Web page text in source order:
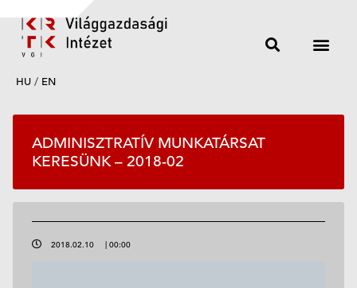
HU / EN
ADMINISZTRATÍV MUNKATÁRSAT
KERESÜNK – 2018-02
2018.02.10 | 00:00